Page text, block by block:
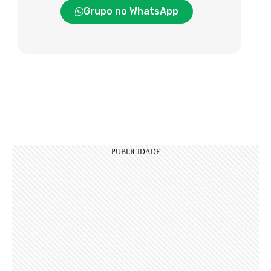
Grupo no WhatsApp